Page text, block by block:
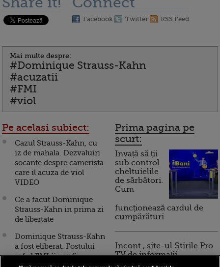
Facebook Twitter RSS Feed
Mai multe despre:
#Dominique Strauss-Kahn
#acuzatii
#FMI
#viol
Pe acelasi subiect:
Cazul Strauss-Kahn, cu
iz de mahala. Dezvaluiri
socante despre camerista
care il acuza de viol
VIDEO
Ce a facut Dominique
Strauss-Kahn in prima zi
de libertate
Dominique Strauss-Kahn
a fost eliberat. Fostului
sef al FMI ii vor fi
Prima pagina pe
scurt:
Invață să ții
sub control
cheltuielile
de sărbători.
Cum
funcționează cardul de
cumpărături
Incont , site-ul Știrile Pro
TV de informații
economice și educație